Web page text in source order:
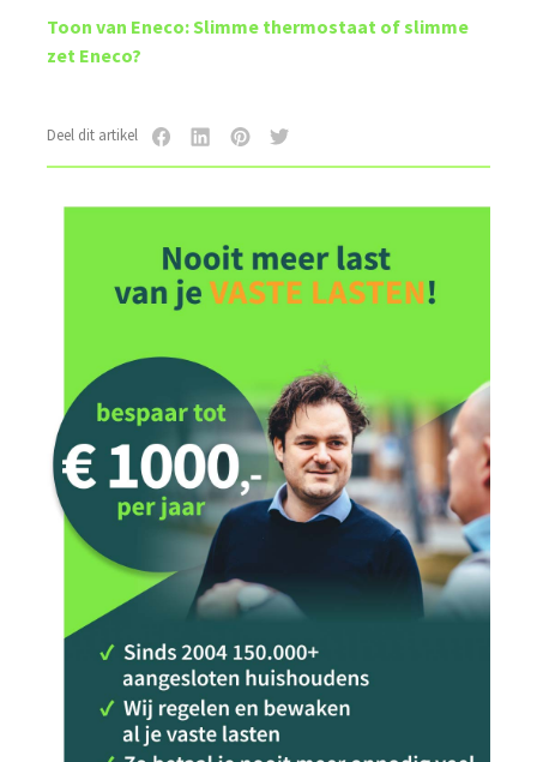
Toon van Eneco: Slimme thermostaat of slimme
zet Eneco?
Deel dit artikel